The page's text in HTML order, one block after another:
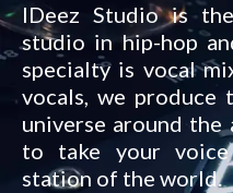
IDeez Studio is
studio in hip-hop
specialty is vocal
vocals, we produce
universe around
to take your
station of the world.